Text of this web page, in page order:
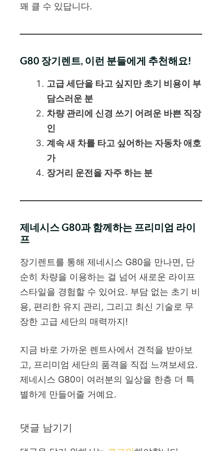
꽤 클 수 있답니다.
G80 장기렌트, 이런 분들에게 추천해요!
고급 세단을 타고 싶지만 초기 비용이 부
담스러운 분
차량 관리에 신경 쓰기 어려운 바쁜 직장
인
계속 새 차를 타고 싶어하는 자동차 애호
가
장거리 운전을 자주 하는 분
제네시스 G80과 함께하는 프리미엄 라이
프
장기렌트를 통해 제네시스 G80을 만나면, 단
순히 차량을 이용하는 걸 넘어 새로운 라이프
스타일을 경험할 수 있어요. 부담 없는 초기 비
용, 편리한 유지 관리, 그리고 최신 기술로 무
장한 고급 세단의 매력까지!
지금 바로 가까운 렌트사에서 견적을 받아보
고, 프리미엄 세단의 품격을 직접 느껴보세요.
제네시스 G80이 여러분의 일상을 한층 더 특
별하게 만들어줄 거예요.
댓글 남기기